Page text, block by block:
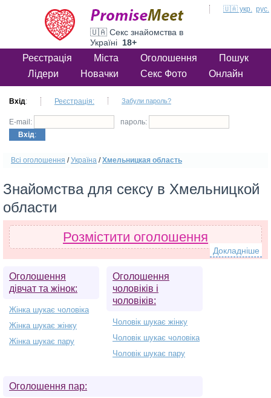
🇺🇦 Секс знайомства в
Україні 18+
Реєстрація Міста Оголошення
Пошук
Лідери
Новачки Секс Фото Онлайн
Вхід: Реєстрація: Забули пароль?
E-mail:
пароль:
Вхід:
🇺🇦 укр. рус.
Всі оголошення /Україна /Хмельницкая область
Знайомства для сексу в Хмельницкой
области
Розмістити оголошення
Докладніше
Оголошення
дівчат та жінок:
Жінка шукає чоловіка
Жінка шукає жінку
Жінка шукає пару
Оголошення
чоловіків і
чоловіків:
Чоловік шукає жінку
Чоловік шукає чоловіка
Чоловік шукає пару
Оголошення пар: